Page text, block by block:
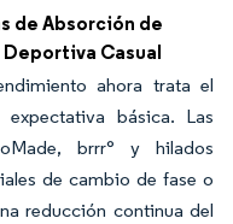
de Absorción de
Casual
ahora trata el
básica. Las
brrr° y hilados
de cambio de fase o
reducción continua del